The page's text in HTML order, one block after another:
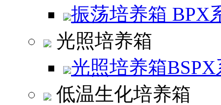
振荡培养箱
光照培养箱
光照培养箱
低温生化培养箱